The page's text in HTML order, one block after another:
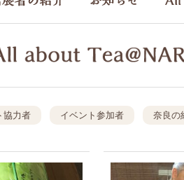
協力者 イベント参加者 奈良の